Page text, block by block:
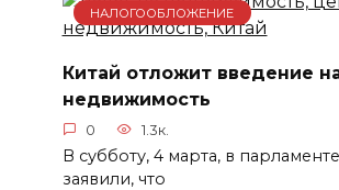
НАЛОГООБЛОЖЕНИЕ
Китай отложит введение
недвижимость
0 1.3к.
В субботу, 4 марта, в
заявили, что